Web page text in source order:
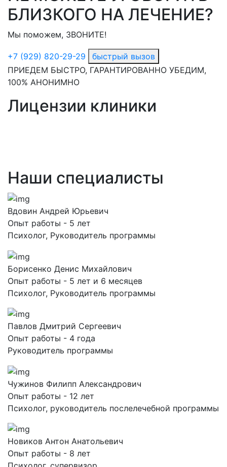
БЛИЗКОГО НА ЛЕЧЕНИЕ?
Мы поможем, ЗВОНИТЕ!
+7 (929) 820-29-29
быстрый вызов
ПРИЕДЕМ БЫСТРО, ГАРАНТИРОВАННО УБЕДИМ,
100% АНОНИМНО
Лицензии клиники
Наши специалисты
Вдовин Андрей Юрьевич
Опыт работы - 5 лет
Психолог, Руководитель программы
Борисенко Денис Михайлович
Опыт работы - 5 лет и 6 месяцев
Психолог, Руководитель программы
Павлов Дмитрий Сергеевич
Опыт работы - 4 года
Руководитель программы
Чужинов Филипп Александрович
Опыт работы - 12 лет
Психолог, руководитель послелечебной программы
Новиков Антон Анатольевич
Опыт работы - 8 лет